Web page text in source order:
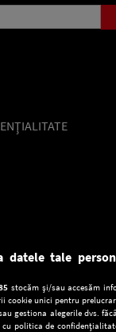
Europa FM
datele tale
stocăm și/sau accesăm
cookie unici pentru
gestiona alegerile dvs.
politica de